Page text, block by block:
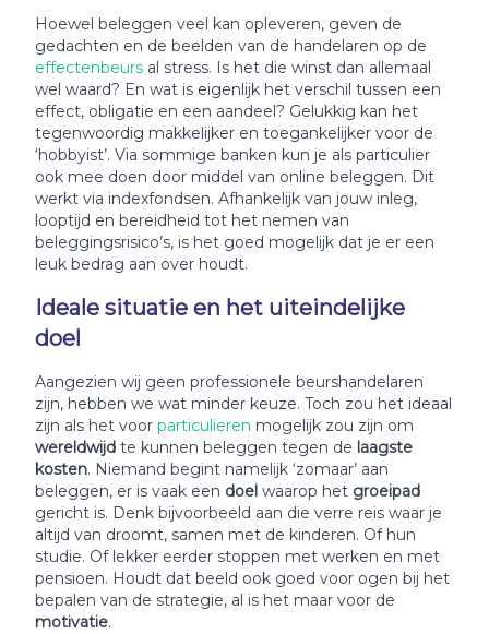
Hoewel beleggen veel kan opleveren, geven de
gedachten en de beelden van de handelaren op de
effectenbeurs al stress. Is het die winst dan allemaal
wel waard? En wat is eigenlijk het verschil tussen een
effect, obligatie en een aandeel? Gelukkig kan het
tegenwoordig makkelijker en toegankelijker voor de
‘hobbyist’. Via sommige banken kun je als particulier
ook mee doen door middel van online beleggen. Dit
werkt via indexfondsen. Afhankelijk van jouw inleg,
looptijd en bereidheid tot het nemen van
beleggingsrisico’s, is het goed mogelijk dat je er een
leuk bedrag aan over houdt.
Ideale situatie en het uiteindelijke
doel
Aangezien wij geen professionele beurshandelaren
zijn, hebben we wat minder keuze. Toch zou het ideaal
zijn als het voor particulieren mogelijk zou zijn om
wereldwijd te kunnen beleggen tegen de laagste
kosten. Niemand begint namelijk ‘zomaar’ aan
beleggen, er is vaak een doel waarop het groeipad
gericht is. Denk bijvoorbeeld aan die verre reis waar je
altijd van droomt, samen met de kinderen. Of hun
studie. Of lekker eerder stoppen met werken en met
pensioen. Houdt dat beeld ook goed voor ogen bij het
bepalen van de strategie, al is het maar voor de
motivatie.